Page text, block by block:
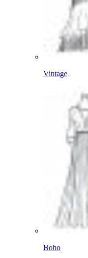
Vintage
Boho